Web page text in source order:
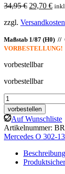
34,95€
war:
29,70 €
ist:
zzgl. Versandkosten
Maßstab 1/87 (H0)
VORBESTELLUNG!
vorbestellbar
vorbestellbar
Brekina:
Mercedes
O
302-
13
RÜnh
Wertkauf"
vorbestellen
Auf Wunschliste
Artikelnummer:
Mercedes O 302-
Beschreibung